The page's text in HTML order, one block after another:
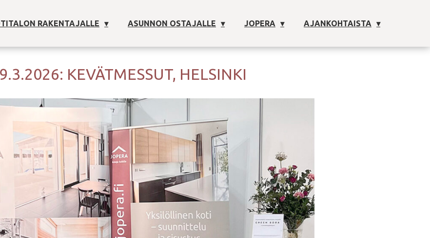
RAKENTAJALLE ASUNNON OSTAJALLE JOPERA AJANKOHTAISTA
KEVÄTMESSUT, HELSINKI